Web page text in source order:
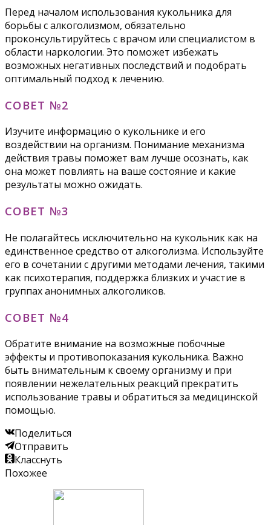
Перед началом использования кукольника для
борьбы с алкоголизмом, обязательно
проконсультируйтесь с врачом или специалистом в
области наркологии. Это поможет избежать
возможных негативных последствий и подобрать
оптимальный подход к лечению.
СОВЕТ №2
Изучите информацию о кукольнике и его
воздействии на организм. Понимание механизма
действия травы поможет вам лучше осознать, как
она может повлиять на ваше состояние и какие
результаты можно ожидать.
СОВЕТ №3
Не полагайтесь исключительно на кукольник как на
единственное средство от алкоголизма. Используйте
его в сочетании с другими методами лечения, такими
как психотерапия, поддержка близких и участие в
группах анонимных алкоголиков.
СОВЕТ №4
Обратите внимание на возможные побочные
эффекты и противопоказания кукольника. Важно
быть внимательным к своему организму и при
появлении нежелательных реакций прекратить
использование травы и обратиться за медицинской
помощью.
Поделиться
Отправить
Класснуть
Похожее